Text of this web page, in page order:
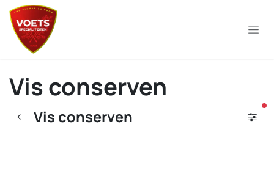
Overslaan naar inhoud
Vis conserven
Vis conserven